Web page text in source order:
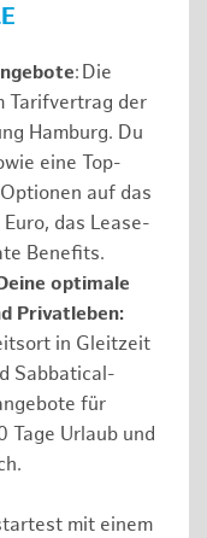
: Die
Tarifvertrag der
Hamburg. Du
eine Top-
auf das
das Lease-
Benefits.
optimale
Privatleben:
in Gleitzeit
Sabbatical-
für
Tage Urlaub und
mit einem